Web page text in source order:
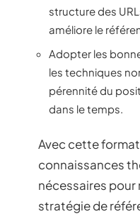
structure des
améliore le
Adopter les
les techniques
pérennité du
dans le temps.
Avec cette
connaissances
nécessaires pour
stratégie de